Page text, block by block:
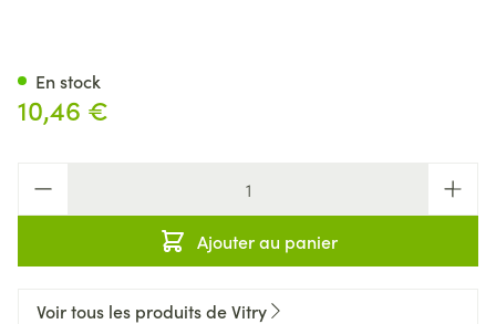
10,46 €
Ajouter au panier
En stock
Voir tous les produits de Vitry